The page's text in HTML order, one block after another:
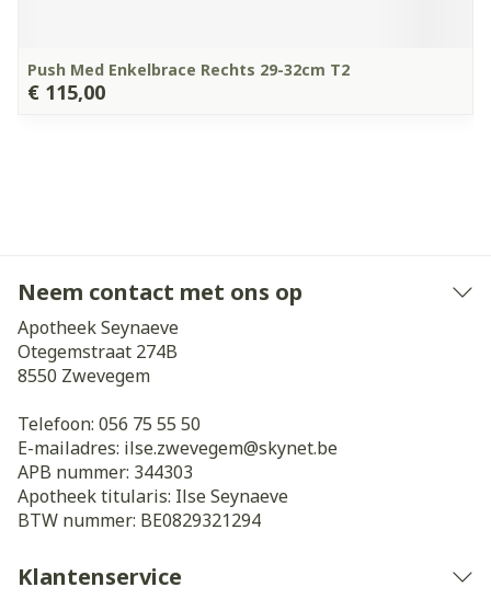
Push Med Enkelbrace Rechts 29-32cm T2
€ 115,00
Neem contact met ons op
Apotheek Seynaeve
Otegemstraat 274B
8550 Zwevegem
Telefoon: 056 75 55 50
E-mailadres: ilse.zwevegem@skynet.be
APB nummer: 344303
Apotheek titularis: Ilse Seynaeve
BTW nummer: BE0829321294
Klantenservice